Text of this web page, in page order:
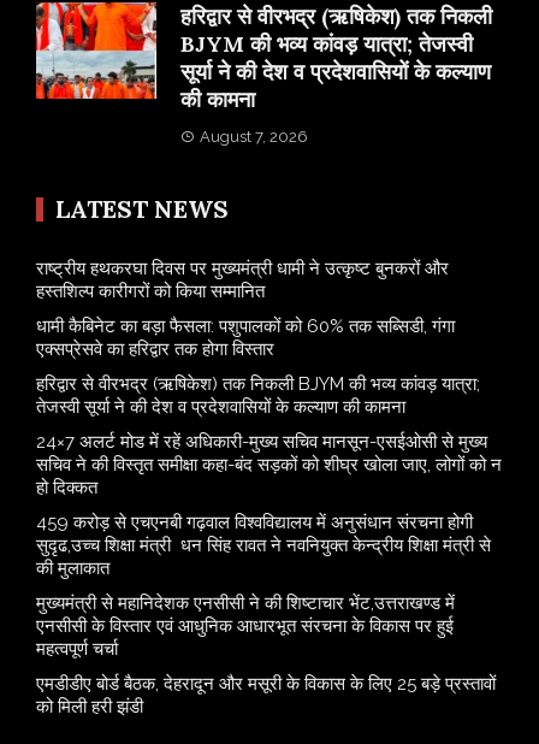
​हरिद्वार से वीरभद्र (ऋषिकेश) तक निकली
BJYM की भव्य कांवड़ यात्रा; तेजस्वी
सूर्या ने की देश व प्रदेशवासियों के कल्याण
की कामना
August 7, 2026
LATEST NEWS
राष्ट्रीय हथकरघा दिवस पर मुख्यमंत्री धामी ने उत्कृष्ट बुनकरों और
हस्तशिल्प कारीगरों को किया सम्मानित
​धामी कैबिनेट का बड़ा फैसला: पशुपालकों को 60% तक सब्सिडी, गंगा
एक्सप्रेसवे का हरिद्वार तक होगा विस्तार
​हरिद्वार से वीरभद्र (ऋषिकेश) तक निकली BJYM की भव्य कांवड़ यात्रा;
तेजस्वी सूर्या ने की देश व प्रदेशवासियों के कल्याण की कामना
24×7 अलर्ट मोड में रहें अधिकारी-मुख्य सचिव मानसून-एसईओसी से मुख्य
सचिव ने की विस्तृत समीक्षा कहा-बंद सड़कों को शीघ्र खोला जाए, लोगों को न
हो दिक्कत
459 करोड़ से एचएनबी गढ़वाल विश्वविद्यालय में अनुसंधान संरचना होगी
सुदृढ,उच्च शिक्षा मंत्री धन सिंह रावत ने नवनियुक्त केन्द्रीय शिक्षा मंत्री से
की मुलाकात
मुख्यमंत्री से महानिदेशक एनसीसी ने की शिष्टाचार भेंट,उत्तराखण्ड में
एनसीसी के विस्तार एवं आधुनिक आधारभूत संरचना के विकास पर हुई
महत्वपूर्ण चर्चा
एमडीडीए बोर्ड बैठक, देहरादून और मसूरी के विकास के लिए 25 बड़े प्रस्तावों
को मिली हरी झंडी